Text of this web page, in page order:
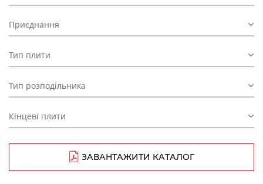
Приєднання
Тип плити
Тип розподільника
Кінцеві плити
ЗАВАНТАЖИТИ КАТАЛОГ